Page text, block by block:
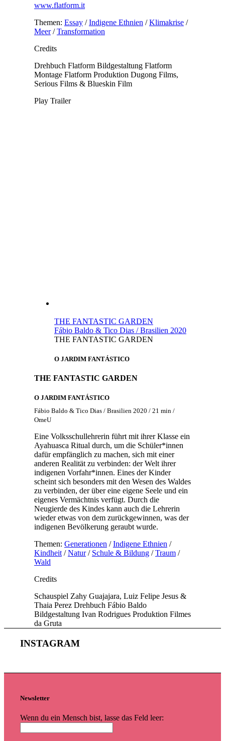
www.flatform.it
Themen: Essay/Indigene Ethnien /Klimakrise/
Meer/Transformation
Credits
Drehbuch Flatform Bildgestaltung Flatform
Montage Flatform Produktion Dugong Films,
Serious Films & Blueskin Film
Play Trailer
THE FANTASTIC GARDEN
Fábio Baldo & Tico Dias / Brasilien 2020
THE FANTASTIC GARDEN
O JARDIM FANTÁSTICO
THE FANTASTIC GARDEN
O JARDIM FANTÁSTICO
Fábio Baldo & Tico Dias / Brasilien 2020 / 21 min /
OmeU
Eine Volksschullehrerin führt mit ihrer Klasse ein
Ayahuasca Ritual durch, um die Schüler*innen
dafür empfänglich zu machen, sich mit einer
anderen Realität zu verbinden: der Welt ihrer
indigenen Vorfahr*innen. Eines der Kinder
scheint sich besonders mit den Wesen des Waldes
zu verbinden, der über eine eigene Seele und ein
eigenes Vermächtnis verfügt. Durch die
Neugierde des Kindes kann auch die Lehrerin
wieder etwas von dem zurückgewinnen, was der
indigenen Bevölkerung geraubt wurde.
Themen: Generationen /Indigene Ethnien /
Kindheit/Natur/ Schule & Bildung/Traum/
Wald
Credits
Schauspiel Zahy Guajajara, Luiz Felipe Jesus &
Thaia Perez Drehbuch Fábio Baldo
Bildgestaltung Ivan Rodrigues Produktion Filmes
da Gruta
INSTAGRAM
Newsletter
Wenn du ein Mensch bist, lasse das Feld leer: